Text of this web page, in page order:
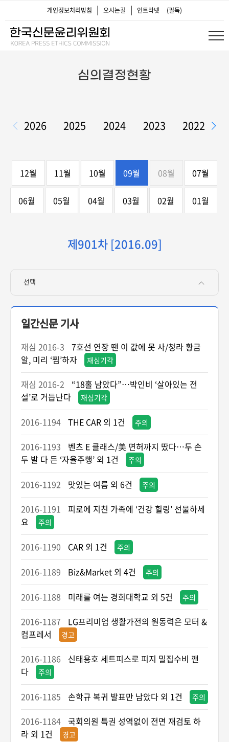
개인정보처리방침 | 오시는길 | 인트라넷 (필독)
심의결정현황
2026 2025 2024 2023 2022
12월 11월 10월 09월 08월 07월
06월 05월 04월 03월 02월 01월
제901차 [2016.09]
선택
일간신문 기사
재심 2016-3
7호선 연장 땐 이 값에 못 사/청라 황금
알, 미리 ‘찜’하자
재심기각
재심 2016-2
“18홀 남았다”…박인비 ‘살아있는 전
설’로 거듭난다
재심기각
2016-1194 THE CAR 외 1건 주의
2016-1193
벤츠 E 클래스/美 면허까지 땄다…두 손
두 발 다 든 ‘자율주행’ 외 1건
주의
2016-1192 맛있는 여름 외 6건 주의
2016-1191
피로에 지친 가족에 ‘건강 힐링’ 선물하세
요
주의
2016-1190 CAR 외 1건 주의
2016-1189 Biz&Market 외 4건 주의
2016-1188 미래를 여는 경희대학교 외 5건 주의
2016-1187
LG프리미엄 생활가전의 원동력은 모터 &
컴프레서
경고
2016-1186
신태용호 세트피스로 피지 밀집수비 깬
다
주의
2016-1185 손학규 복귀 발표만 남았다 외 1건 주의
2016-1184 국회의원 특권 성역없이 전면 재검토 하
라 외 1건
경고